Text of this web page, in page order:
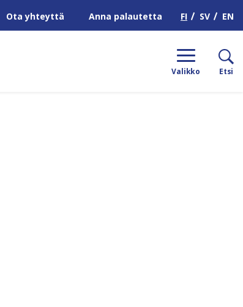
Ota yhteyttä Anna palautetta FI SV EN
Valikko Etsi